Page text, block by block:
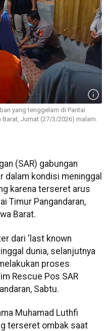
yang tenggelam di Pantai
Barat, Jumat (27/3/2026) malam.
(SAR) gabungan
dalam kondisi meninggal
karena terseret arus
Timur Pangandaran,
Barat.
dari 'last known
dunia, selanjutnya
proses
Rescue Pos SAR
Sabtu.
Muhamad Luthfi
terseret ombak saat